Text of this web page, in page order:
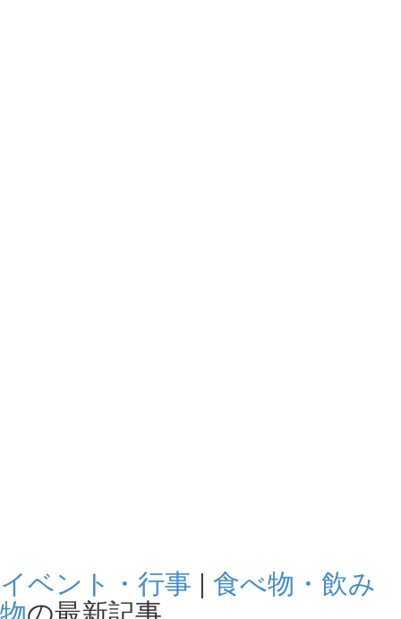
イベント・行事 | 食べ物・飲み